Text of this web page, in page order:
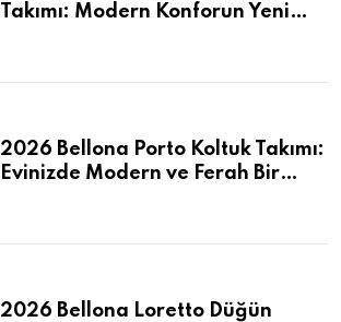
Takımı: Modern Konforun Yeni
2026 Bellona Porto Koltuk Takımı:
Evinizde Modern ve Ferah Bir
2026 Bellona Loretto Düğün